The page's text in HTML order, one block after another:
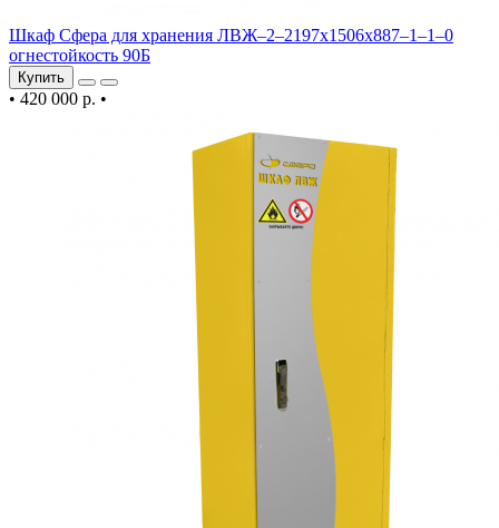
Шкаф Сфера для хранения ЛВЖ–2–2197х1506х887–1–1–0
огнестойкость 90Б
Купить
• 420 000 р. •